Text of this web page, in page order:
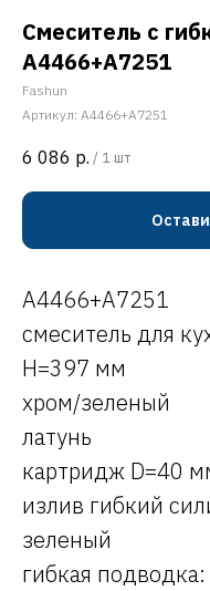
Смеситель с
A4466+A7251
Fashun
Артикул: A4466+A7251
6 086 р. / 1 шт
A4466+A7251
смеситель для
H=397 мм
хром/зеленый
латунь
картридж D=40
излив гибкий
зеленый
гибкая